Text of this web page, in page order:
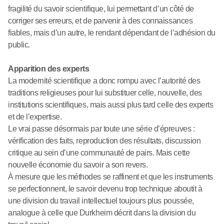
fragilité du savoir scientifique, lui permettant d’un côté de
corriger ses erreurs, et de parvenir à des connaissances
fiables, mais d’un autre, le rendant dépendant de l’adhésion du
public.
Apparition des experts
La modernité scientifique a donc rompu avec l’autorité des
traditions religieuses pour lui substituer celle, nouvelle, des
institutions scientifiques, mais aussi plus tard celle des experts
et de l’expertise.
Le vrai passe désormais par toute une série d’épreuves :
vérification des faits, reproduction des résultats, discussion
critique au sein d’une communauté de pairs. Mais cette
nouvelle économie du savoir a son revers.
À mesure que les méthodes se raffinent et que les instruments
se perfectionnent, le savoir devenu trop technique aboutit à
une division du travail intellectuel toujours plus poussée,
analogue à celle que Durkheim décrit dans la division du